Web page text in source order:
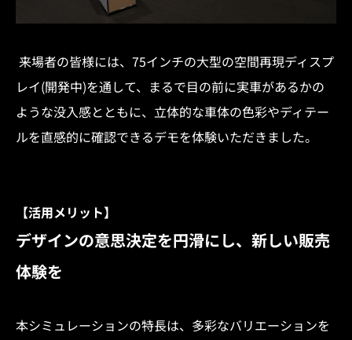
来場者の皆様には、75インチの大型の空間再現ディスプ
レイ(開発中)を通して、まるで目の前に実車があるかの
ような没入感とともに、立体的な車体の色彩やディテー
ルを直感的に確認できるデモを体験いただきました。
【活用メリット】
デザインの意思決定を円滑にし、新しい販売
体験を
本シミュレーションの特長は、多彩なバリエーションを